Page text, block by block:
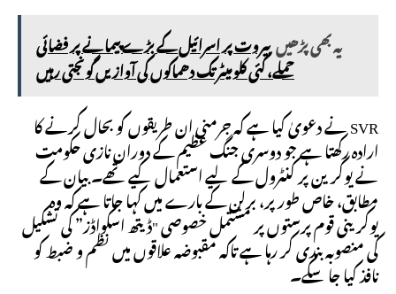
یہ بھی پڑھیںبیروت پر اسرائیل کے بڑے پیمانے پر فضائی
حملے، کئی کلومیٹر تک دھماکوں کی آوازیں گونجتی رہیں
SVR نے دعویٰ کیا ہے کہ جرمنی ان طریقوں کو بحال کرنے کا
ارادہ رکھتا ہے جو دوسری جنگ عظیم کے دوران نازی حکومت
نے یوکرین پر کنٹرول کے لیے استعمال کیے تھے۔ بیان کے
مطابق، خاص طور پر، برلن کے بارے میں کہا جاتا ہے کہ وہ
یوکرینی قوم پرستوں پر مشتمل خصوصی "ڈیتھ اسکواڈز” کی تشکیل
کی منصوبہ بندی کر رہا ہے تاکہ مقبوضہ علاقوں میں نظم و ضبط کو
نافذ کیا جا سکے۔